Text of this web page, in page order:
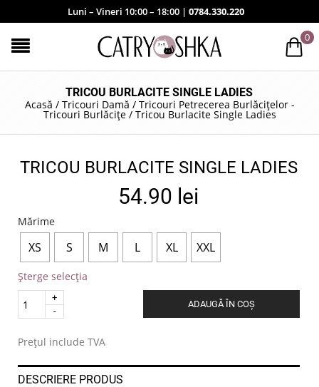
Luni – Vineri 10:00 – 18:00 | 0784.330.220
0
TRICOU BURLACITE SINGLE LADIES
Acasă / Tricouri Damă / Tricouri Petrecerea Burlăcițelor -
Tricouri Burlăcițe/ Tricou Burlacite Single Ladies
TRICOU BURLACITE SINGLE LADIES
54.90 lei
Mărime
XS S M L XL XXL
Șterge selecția
Quantity
ADAUGĂ ÎN COȘ
Prețul include TVA
DESCRIERE PRODUS